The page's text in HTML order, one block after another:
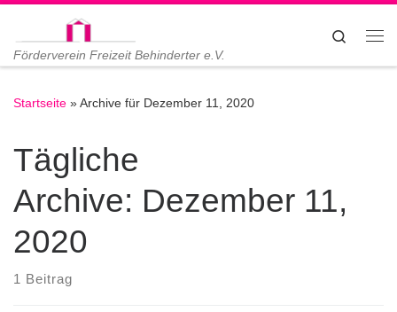
Zum Inhalt springen
Förderverein Freizeit Behinderter e.V.
Search
Startseite »Archive für Dezember 11, 2020
Tägliche
Archive: Dezember 11,
2020
1 Beitrag